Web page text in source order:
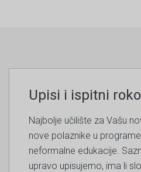
Upisi i ispitni
Najbolje učilište za Vašu
nove polaznike u
neformalne edukacije.
upravo upisujemo, ima li